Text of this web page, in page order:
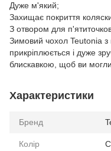
Дуже м'який;
Захищає покриття
З отвором для
Зимовий чохол Teutonia з
прикріплюється і дуже
блискавкою, щоб ви
Характеристики
Бренд
Колір